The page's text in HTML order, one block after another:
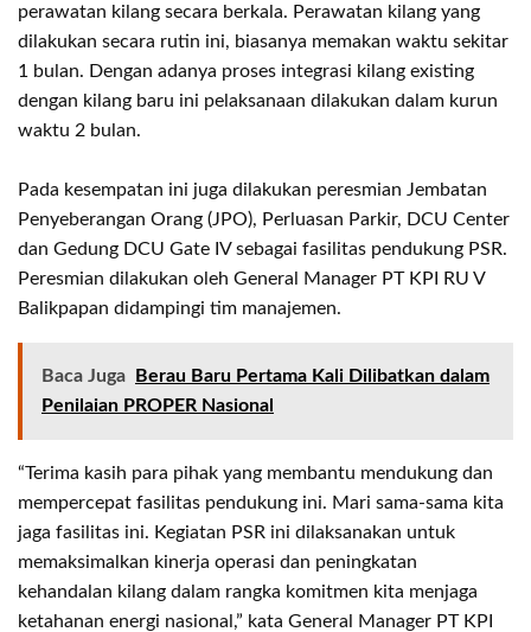
perawatan kilang secara berkala. Perawatan kilang yang
dilakukan secara rutin ini, biasanya memakan waktu sekitar
1 bulan. Dengan adanya proses integrasi kilang existing
dengan kilang baru ini pelaksanaan dilakukan dalam kurun
waktu 2 bulan.
Pada kesempatan ini juga dilakukan peresmian Jembatan
Penyeberangan Orang (JPO), Perluasan Parkir, DCU Center
dan Gedung DCU Gate IV sebagai fasilitas pendukung PSR.
Peresmian dilakukan oleh General Manager PT KPI RU V
Balikpapan didampingi tim manajemen.
Baca Juga
Berau Baru Pertama Kali Dilibatkan dalam
Penilaian PROPER Nasional
“Terima kasih para pihak yang membantu mendukung dan
mempercepat fasilitas pendukung ini. Mari sama-sama kita
jaga fasilitas ini. Kegiatan PSR ini dilaksanakan untuk
memaksimalkan kinerja operasi dan peningkatan
kehandalan kilang dalam rangka komitmen kita menjaga
ketahanan energi nasional,” kata General Manager PT KPI